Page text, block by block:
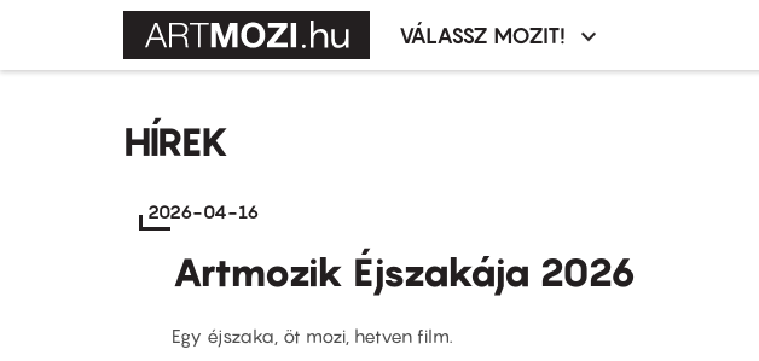
Moziválasztó
VÁLASSZ MOZIT!
HÍREK
2026-04-16
Artmozik Éjszakája 2026
Egy éjszaka, öt mozi, hetven film.